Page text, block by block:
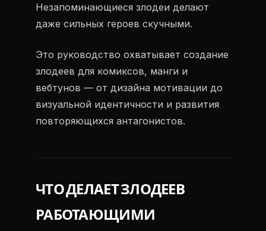
Незапоминающиеся злодеи делают
даже сильных героев скучными.
Это руководство охватывает создание
злодеев для комиксов, манги и
вебтунов — от дизайна мотивации до
визуальной идентичности и развития
повторяющихся антагонистов.
ЧТО ДЕЛАЕТ ЗЛОДЕЕВ
РАБОТАЮЩИМИ